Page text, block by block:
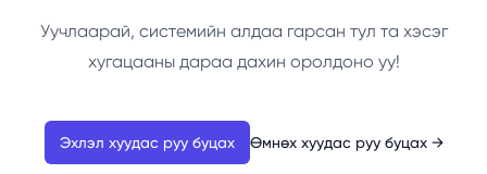
Уучлаарай, системийн алдаа гарсан тул та хэсэг
хугацааны дараа дахин оролдоно уу!
Эхлэл хуудас руу буцах Өмнөх хуудас руу буцах →